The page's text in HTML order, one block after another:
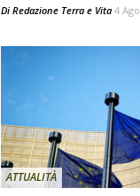
Di Redazione Terra e Vita 4
ATTUALITÀ